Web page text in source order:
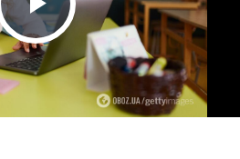
Play Video